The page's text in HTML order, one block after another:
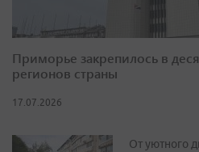
Приморье закрепилось в
регионов страны
17.07.2026
От уютного